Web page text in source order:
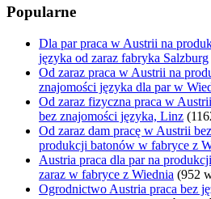
Popularne
Dla par praca w Austrii na
języka od zaraz fabryka Salzburg
Od zaraz praca w Austrii na
znajomości języka dla par w
Od zaraz fizyczna praca w
bez znajomości języka, Linz
Od zaraz dam pracę w Austrii
produkcji batonów w fabryce z
Austria praca dla par na
zaraz w fabryce z Wiednia (952
Ogrodnictwo Austria praca bez